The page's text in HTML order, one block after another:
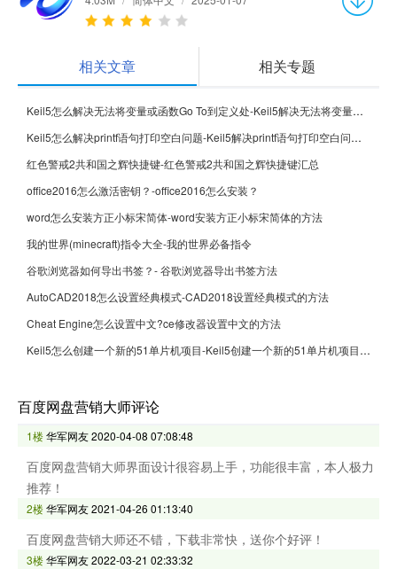
相关文章 相关专题
Keil5怎么解决无法将变量或函数Go To到定义处-Keil5解决无法将变量或函数Go To到定义处的方法
Keil5怎么解决printf语句打印空白问题-Keil5解决printf语句打印空白问题的方法
红色警戒2共和国之辉快捷键-红色警戒2共和国之辉快捷键汇总
office2016怎么激活密钥？-office2016怎么安装？
word怎么安装方正小标宋简体-word安装方正小标宋简体的方法
我的世界(minecraft)指令大全-我的世界必备指令
谷歌浏览器如何导出书签？- 谷歌浏览器导出书签方法
AutoCAD2018怎么设置经典模式-CAD2018设置经典模式的方法
Cheat Engine怎么设置中文?ce修改器设置中文的方法
Keil5怎么创建一个新的51单片机项目-Keil5创建一个新的51单片机项目的方法
百度网盘营销大师评论
1楼华军网友2020-04-08 07:08:48
百度网盘营销大师界面设计很容易上手，功能很丰富，本人极力
推荐！
2楼华军网友2021-04-26 01:13:40
百度网盘营销大师还不错，下载非常快，送你个好评！
3楼华军网友2022-03-21 02:33:32